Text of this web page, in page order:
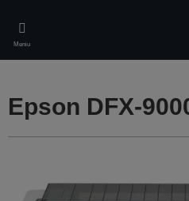
main
content
Meniu
Epson DFX-